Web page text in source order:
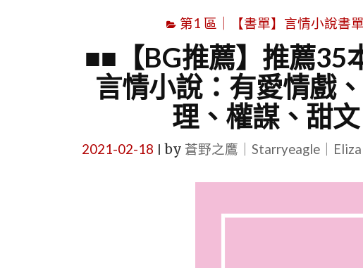
第1 區｜【書單】言情小說書
■■【BG推薦】推薦35
言情小說：有愛情戲
理、權謀、甜
2021-02-18 by 蒼野之鷹｜Starryeagle｜